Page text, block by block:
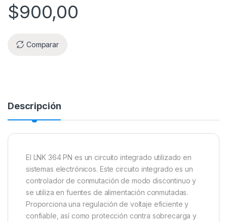
$900,00
Comparar
Descripción
El LNK 364 PN es un circuito integrado utilizado en
sistemas electrónicos. Este circuito integrado es un
controlador de conmutación de modo discontinuo y
se utiliza en fuentes de alimentación conmutadas.
Proporciona una regulación de voltaje eficiente y
confiable, así como protección contra sobrecarga y